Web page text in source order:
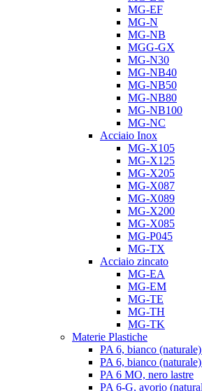
MG-EF
MG-N
MG-NB
MGG-GX
MG-N30
MG-NB40
MG-NB50
MG-NB80
MG-NB100
MG-NC
Acciaio Inox
MG-X105
MG-X125
MG-X205
MG-X087
MG-X089
MG-X200
MG-X085
MG-P045
MG-TX
Acciaio zincato
MG-EA
MG-EM
MG-TE
MG-TH
MG-TK
Materie Plastiche
PA 6, bianco
PA 6, bianco
PA 6 MO, nero lastre
PA 6-G, avorio